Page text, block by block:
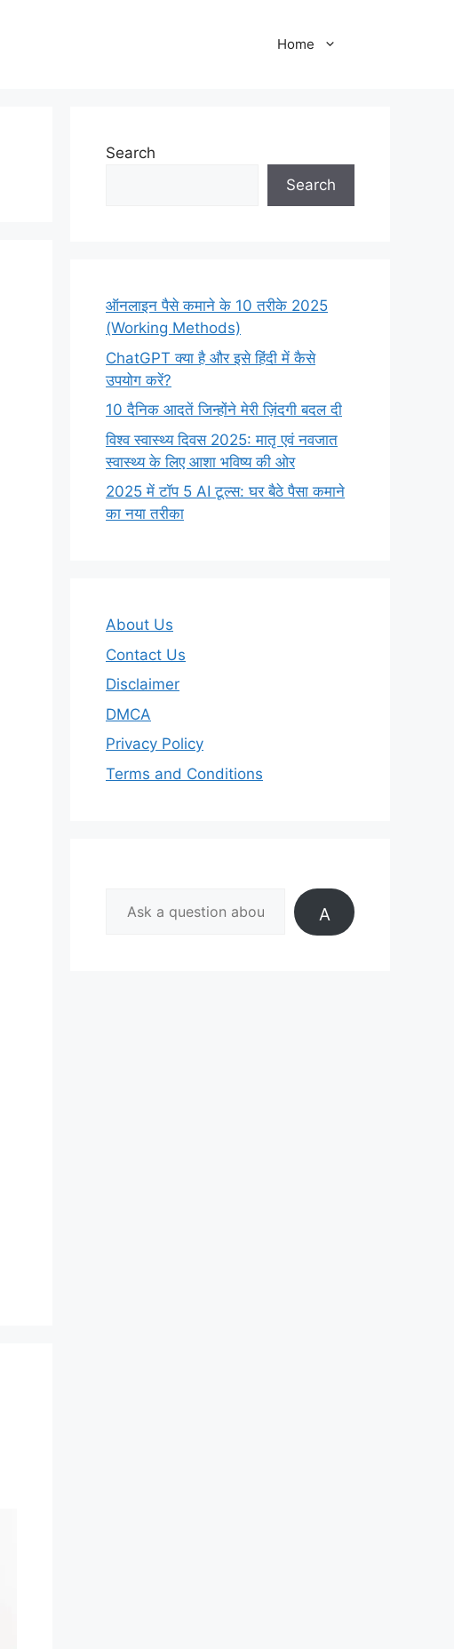
Home
Search
Search
ऑनलाइन पैसे कमाने के 10 तरीके 2025
(Working Methods)
ChatGPT क्या है और इसे हिंदी में कैसे
उपयोग करें?
10 दैनिक आदतें जिन्होंने मेरी ज़िंदगी बदल दी
विश्व स्वास्थ्य दिवस 2025: मातृ एवं नवजात
स्वास्थ्य के लिए आशा भविष्य की ओर
2025 में टॉप 5 AI टूल्स: घर बैठे पैसा कमाने
का नया तरीका
About Us
Contact Us
Disclaimer
DMCA
Privacy Policy
Terms and Conditions
A
s